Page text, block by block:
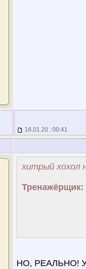
16.01.20 : 00:41
хитрый хохол
Тренажёрщик:
НО, РЕАЛЬНО!